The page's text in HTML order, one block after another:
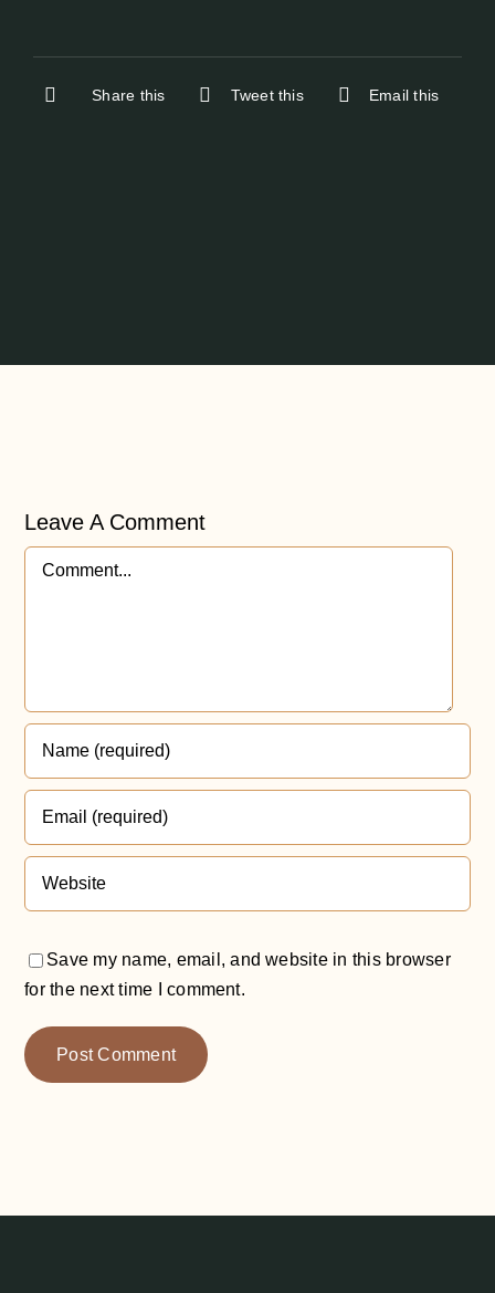
Share this Tweet this Email this
Leave A Comment
Comment
Save my name, email, and website in this browser
for the next time I comment.